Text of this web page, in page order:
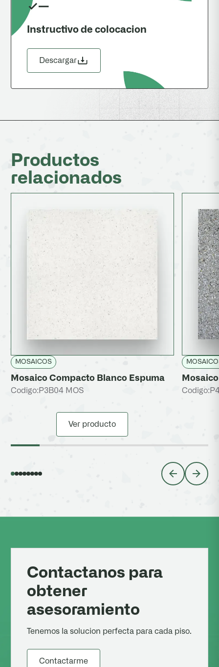
Instructivo de colocacion
Descargar
Productos
relacionados
MOSAICOS
Mosaico Compacto Blanco Espuma
Codigo: P3B04 MOS
Ver producto
Codigo:
Contactanos para
obtener
asesoramiento
Tenemos la solucion perfecta para cada piso.
Contactarme